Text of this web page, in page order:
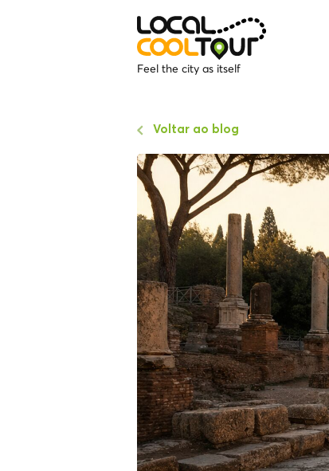
Feel the city as itself
Voltar ao blog